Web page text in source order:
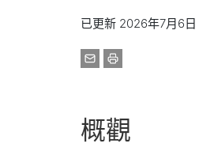
已更新 2026年7月6日
概觀